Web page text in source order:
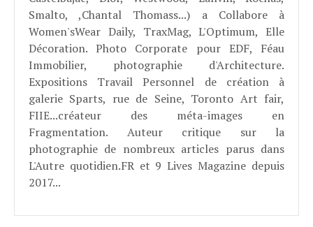
Smalto, ,Chantal Thomass...) a Collabore à
Women'sWear Daily, TraxMag, L'Optimum, Elle
Décoration. Photo Corporate pour EDF, Féau
Immobilier, photographie d'Architecture.
Expositions Travail Personnel de création à
galerie Sparts, rue de Seine, Toronto Art fair,
FIIE...créateur des méta-images en
Fragmentation. Auteur critique sur la
photographie de nombreux articles parus dans
L'Autre quotidien.FR et 9 Lives Magazine depuis
2017...